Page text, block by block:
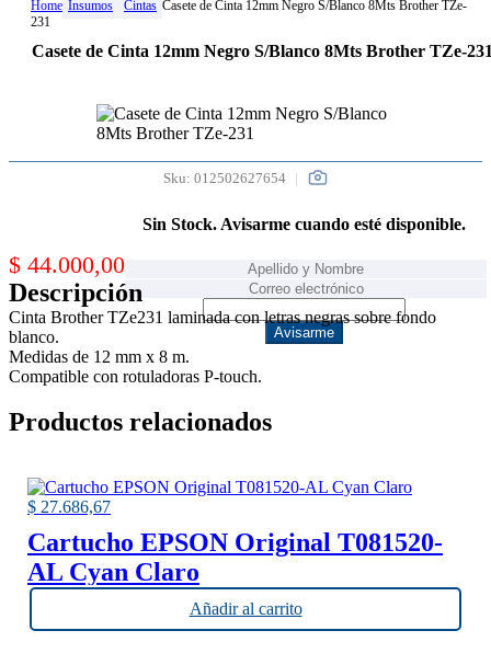
Home Insumos Cintas Casete de Cinta 12mm Negro S/Blanco 8Mts Brother TZe-
231
Casete de Cinta 12mm Negro S/Blanco 8Mts Brother TZe-
Sku: 012502627654
$ 44.000,00
Sin Stock. Avisarme cuando esté disponible.
Avisarme
Descripción
Cinta Brother TZe231 laminada con letras negras sobre fondo
blanco.
Medidas de 12 mm x 8 m.
Compatible con rotuladoras P-touch.
Productos relacionados
$ 27.686,67
Cartucho EPSON Original T081520-
AL Cyan Claro
Añadir al carrito